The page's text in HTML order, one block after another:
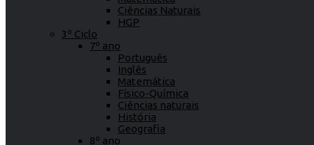
Ciências Naturais
HGP
3º Ciclo
7º ano
Português
Inglês
Matemática
Físico-Química
Ciências naturais
História
Geografia
8º ano